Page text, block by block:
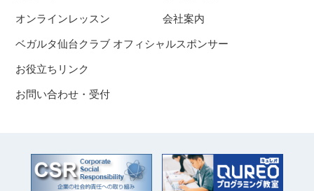
オンラインレッスン 会社案内
ベガルタ仙台クラブ オフィシャルスポンサー
お役立ちリンク
お問い合わせ・受付